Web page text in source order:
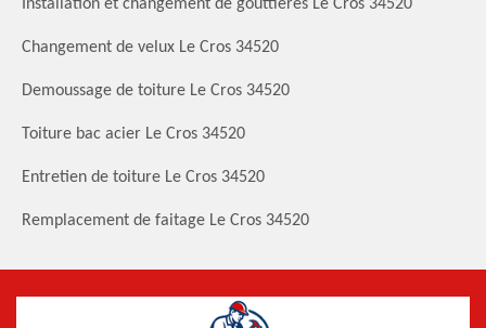
Installation et changement de gouttières Le Cros 34520
Changement de velux Le Cros 34520
Demoussage de toiture Le Cros 34520
Toiture bac acier Le Cros 34520
Entretien de toiture Le Cros 34520
Remplacement de faitage Le Cros 34520